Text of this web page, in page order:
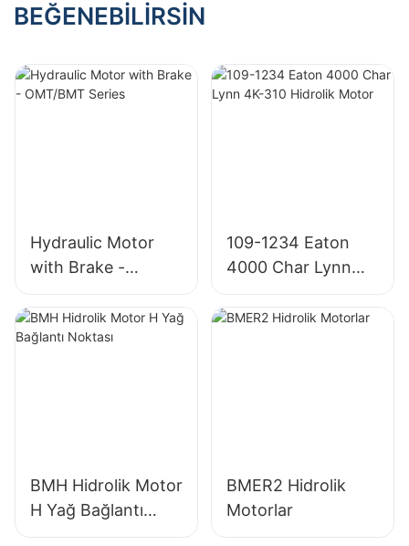
BEĞENEBILIRSIN
Hydraulic Motor
with Brake -
OMT/BMT Series
109-1234 Eaton
4000 Char Lynn
4K-310 Hidrolik
Motor
BMH Hidrolik Motor
H Yağ Bağlantı
Noktası
BMER2 Hidrolik
Motorlar